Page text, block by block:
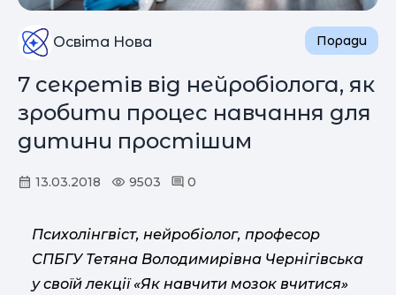
Освіта Нова Поради
7 секретів від нейробіолога, як
зробити процес навчання для
дитини простішим
13.03.2018 9503 0
Психолінгвіст, нейробіолог, професор
СПБГУ Тетяна Володимирівна Чернігівська
у своїй лекції «Як навчити мозок вчитися»